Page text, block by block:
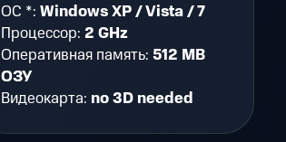
ОС *: Windows XP / Vista / 7
Процессор: 2 GHz
Оперативная память: 512 MB
ОЗУ
Видеокарта: no 3D needed